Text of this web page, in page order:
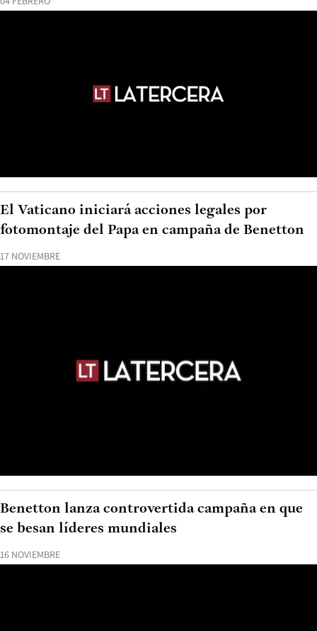
17 NOVIEMBRE
El Vaticano iniciará acciones legales por
fotomontaje del Papa en campaña de Benetton
16 NOVIEMBRE
Benetton lanza controvertida campaña en que
se besan líderes mundiales